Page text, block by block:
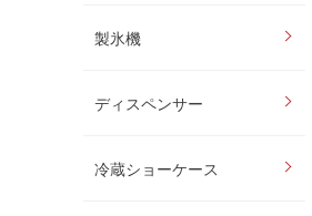
製氷機
ディスペンサー
冷蔵ショーケース